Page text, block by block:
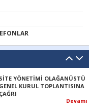
SİTE YÖNETİMİ OLAĞANÜSTÜ
GENEL KURUL TOPLANTISINA
ÇAĞRI
Devamı